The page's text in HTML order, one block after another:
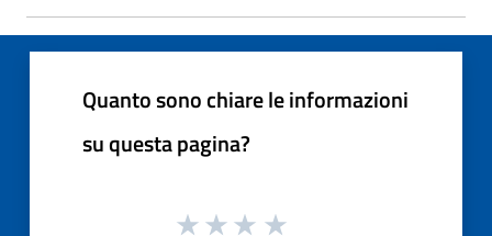
Quanto sono chiare le informazioni
su questa pagina?